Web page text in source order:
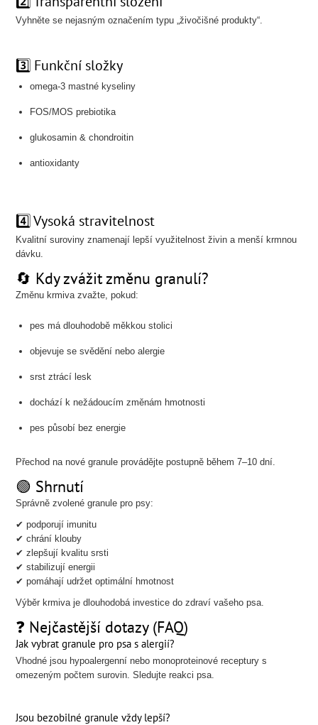
Vyhněte se nejasným označením typu „živočišné produkty“.
3️⃣ Funkční složky
omega-3 mastné kyseliny
FOS/MOS prebiotika
glukosamin & chondroitin
antioxidanty
4️⃣ Vysoká stravitelnost
Kvalitní suroviny znamenají lepší využitelnost živin a menší krmnou
dávku.
🔄 Kdy zvážit změnu granulí?
Změnu krmiva zvažte, pokud:
pes má dlouhodobě měkkou stolici
objevuje se svědění nebo alergie
srst ztrácí lesk
dochází k nežádoucím změnám hmotnosti
pes působí bez energie
Přechod na nové granule provádějte postupně během 7–10 dní.
🟢 Shrnutí
Správně zvolené granule pro psy:
✔ podporují imunitu
✔ chrání klouby
✔ zlepšují kvalitu srsti
✔ stabilizují energii
✔ pomáhají udržet optimální hmotnost
Výběr krmiva je dlouhodobá investice do zdraví vašeho psa.
❓ Nejčastější dotazy (FAQ)
Jak vybrat granule pro psa s alergií?
Vhodné jsou hypoalergenní nebo monoproteinové receptury s
omezeným počtem surovin. Sledujte reakci psa.
Jsou bezobilné granule vždy lepší?